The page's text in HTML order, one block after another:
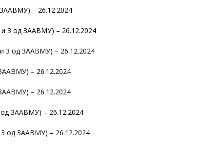
– 26.12.2024
и 3 од ЗААВМУ) – 26.12.2024
3 од ЗААВМУ) – 26.12.2024
– 26.12.2024
– 26.12.2024
од ЗААВМУ) – 26.12.2024
3 од ЗААВМУ) – 26.12.2024